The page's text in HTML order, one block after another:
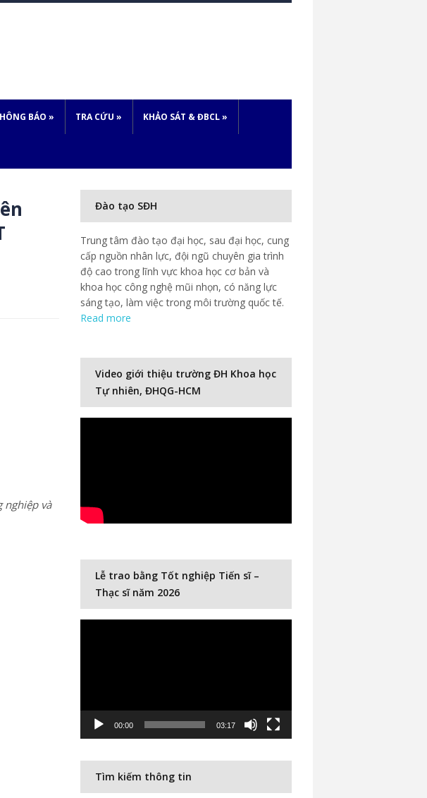
BÁO » TRA CỨU » KHẢO SÁT & ĐBCL»
nghiệp và
Đào tạo SĐH
Trung tâm đào tạo đại học, sau đại học, cung
cấp nguồn nhân lực, đội ngũ chuyên gia trình
độ cao trong lĩnh vực khoa học cơ bản và
khoa học công nghệ mũi nhọn, có năng lực
sáng tạo, làm việc trong môi trường quốc tế.
Read more
Video giới thiệu trường ĐH Khoa học
Tự nhiên, ĐHQG-HCM
Lễ trao bằng Tốt nghiệp Tiến sĩ –
Thạc sĩ năm 2026
00:00 03:17
Tìm kiếm thông tin